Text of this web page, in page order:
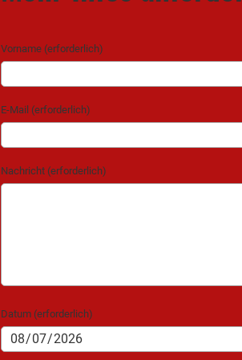
Vorname (erforderlich)
E-Mail (erforderlich)
Nachricht (erforderlich)
Datum (erforderlich)